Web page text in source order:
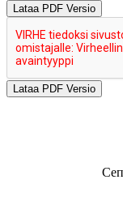
Lataa PDF Versio